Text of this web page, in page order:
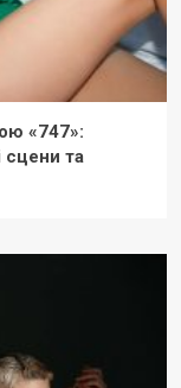
«747»:
сцени та